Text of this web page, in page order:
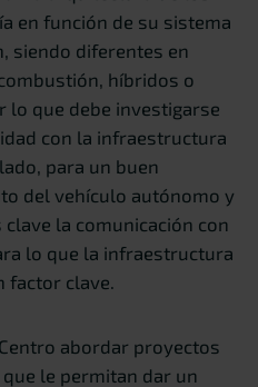
en función de su sistema
siendo diferentes en
híbridos o
lo que debe investigarse
con la infraestructura
para un buen
del vehículo autónomo y
clave la comunicación con
lo que la infraestructura
factor clave.
abordar proyectos
le permitan dar un